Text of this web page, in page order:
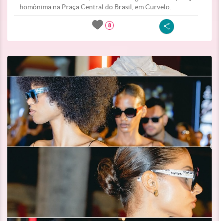
homônima na Praça Central do Brasil, em Curvelo.
8